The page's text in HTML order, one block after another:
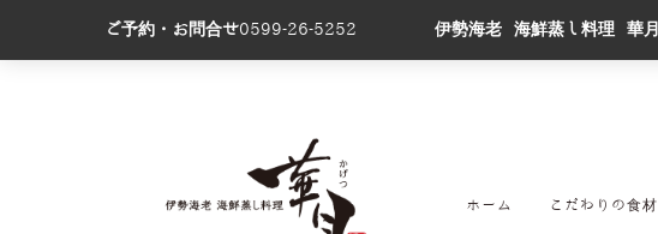
ご予約・お問合せ0599-26-5252 伊勢海老 海鮮蒸し料理 華月
ホーム こだわりの食材